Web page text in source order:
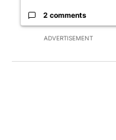
ADVERTISEMENT
2 comments